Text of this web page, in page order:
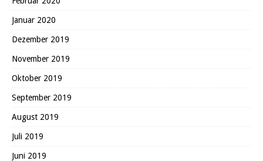
Januar 2020
Dezember 2019
November 2019
Oktober 2019
September 2019
August 2019
Juli 2019
Juni 2019